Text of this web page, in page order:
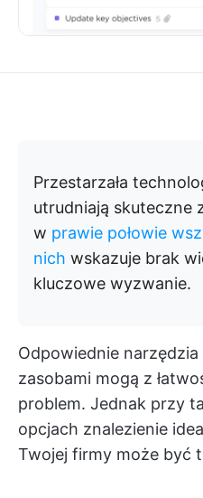
Przestarzała
utrudniają skuteczne
w prawie połowie
nich wskazuje brak
kluczowe wyzwanie.
Odpowiednie
zasobami mogą z
problem. Jednak przy
opcjach znalezienie
Twojej firmy może być